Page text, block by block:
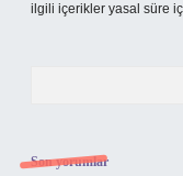
ilgili içerikler yasal süre
Son yorumlar